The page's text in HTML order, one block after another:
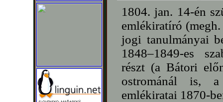
1804. jan. 14-én
emlékiratíró
jogi tanulmányai
1848–1849-es
részt (a Bátori
ostrománál is, a
emlékiratai 1870-